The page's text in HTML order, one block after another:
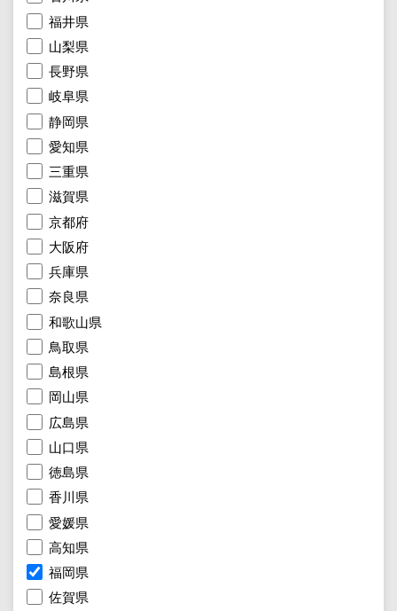
福井県
山梨県
長野県
岐阜県
静岡県
愛知県
三重県
滋賀県
京都府
大阪府
兵庫県
奈良県
和歌山県
鳥取県
島根県
岡山県
広島県
山口県
徳島県
香川県
愛媛県
高知県
福岡県
佐賀県